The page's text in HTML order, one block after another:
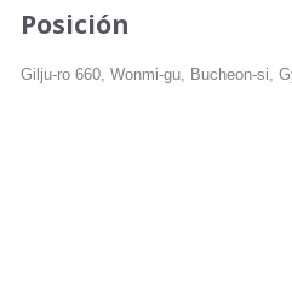
Posición
Gilju-ro 660, Wonmi-gu, Bucheon-si,